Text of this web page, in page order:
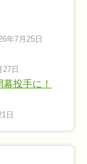
年7月25日
27日
投手に！
日